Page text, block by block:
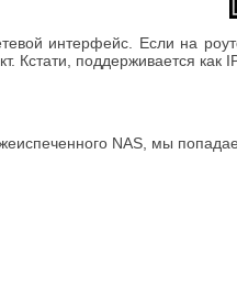
интерфейс. Если на
Кстати, поддерживается как
NAS, мы